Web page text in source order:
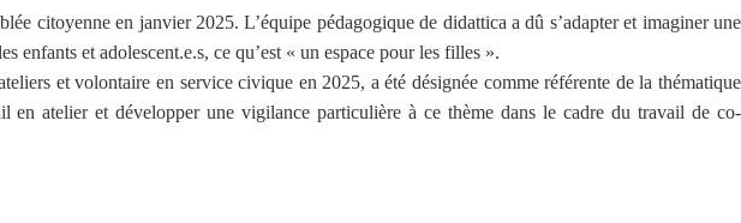
citoyenne en janvier 2025. L’équipe pédagogique de didattica a dû s’adapter et imaginer une
et adolescent.e.s, ce qu’est « un espace pour les filles ».
et volontaire en service civique en 2025, a été désignée comme référente de la thématique
atelier et développer une vigilance particulière à ce thème dans le cadre du travail de co-